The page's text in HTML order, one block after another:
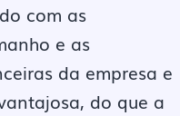
com as
e as
da empresa e
do que a